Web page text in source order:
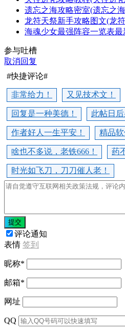
遗忘之海攻略密室(遗忘之
龙符天祭新手攻略图文(龙
海魂少女最强阵容一览表
参与吐槽
取消回复
#快捷评论#
非常给力！ 又见技术文！
回复是一种美德！ 此帖日后
作者好人一生平安！ 精品软
啥也不多说，老铁666！ 药
时光如飞刀，刀刀催人老！
提交
评论通知
表情 签到
昵称*
邮箱*
网址
QQ